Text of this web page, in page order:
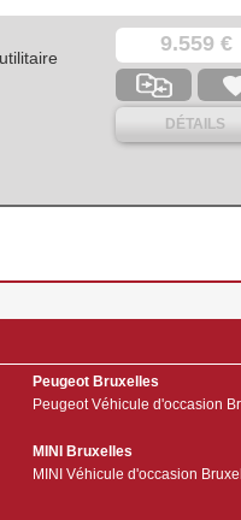
9.559 €
DÉTAILS
Peugeot Bruxelles
Peugeot Véhicule d'occasion
MINI Bruxelles
MINI Véhicule d'occasion